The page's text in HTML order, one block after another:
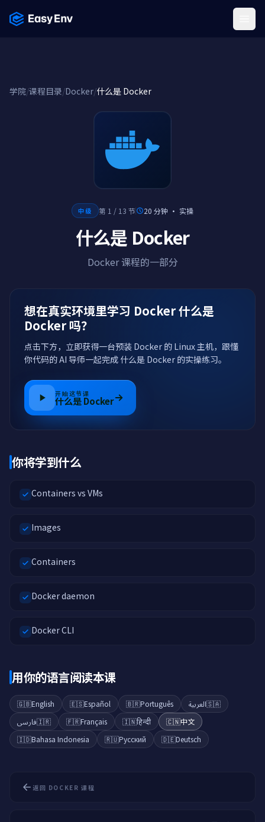
学院/课程目录/Docker/什么是 Docker
中级 第 1 / 13 节 20 分钟 · 实操
什么是 Docker
Docker 课程的一部分
想在真实环境里学习 Docker 什么是
Docker 吗？
点击下方，立即获得一台预装 Docker 的 Linux 主机，跟懂
你代码的 AI 导师一起完成 什么是 Docker 的实操练习。
开始这节课
什么是 Docker
你将学到什么
Containers vs VMs
Images
Containers
Docker daemon
Docker CLI
用你的语言阅读本课
🇬🇧English 🇪🇸Español 🇧🇷Português 🇸🇦العربية
🇮🇷فارسی 🇫🇷Français 🇮🇳हिन्दी 🇨🇳中文
🇮🇩Bahasa Indonesia 🇷🇺Русский 🇩🇪Deutsch
返回 DOCKER 课程